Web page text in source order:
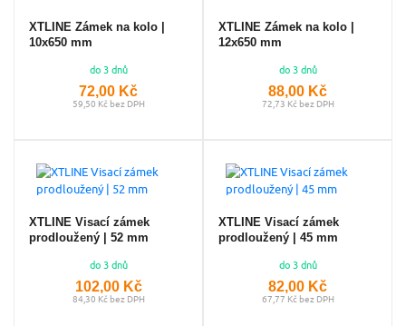
XTLINE Zámek na kolo |
10x650 mm
do 3 dnů
72,00 Kč
59,50 Kč bez DPH
XTLINE Zámek na kolo |
12x650 mm
do 3 dnů
88,00 Kč
72,73 Kč bez DPH
XTLINE Visací zámek
prodloužený | 52 mm
do 3 dnů
102,00 Kč
84,30 Kč bez DPH
XTLINE Visací zámek
prodloužený | 45 mm
do 3 dnů
82,00 Kč
67,77 Kč bez DPH